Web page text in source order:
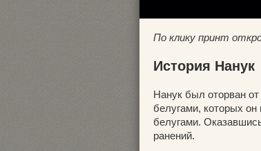
По клику принт
История Нанук
Нанук был оторван
белугами, которых
белугами.
ранений.